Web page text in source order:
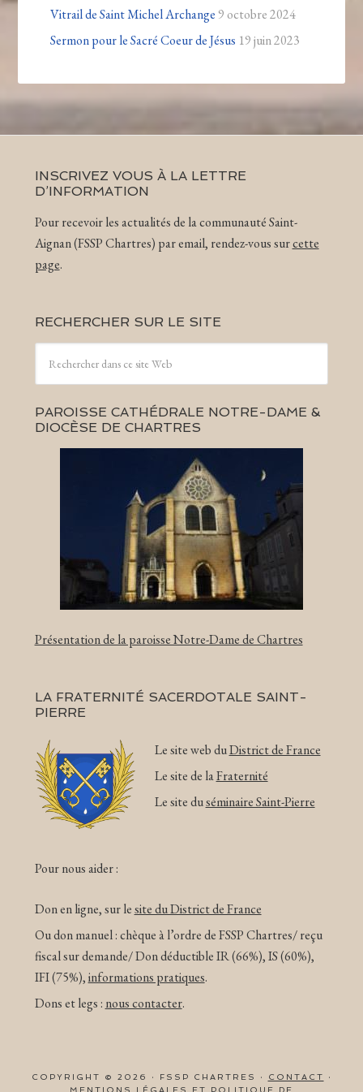
Vitrail de Saint Michel Archange 9 octobre 2024
Sermon pour le Sacré Coeur de Jésus 19 juin 2023
INSCRIVEZ VOUS À LA LETTRE
D’INFORMATION
Pour recevoir les actualités de la communauté Saint-
Aignan (FSSP Chartres) par email, rendez-vous surcette
page.
RECHERCHER SUR LE SITE
PAROISSE CATHÉDRALE NOTRE-DAME &
DIOCÈSE DE CHARTRES
Présentation de la paroisse Notre-Dame de Chartres
LA FRATERNITÉ SACERDOTALE SAINT-
PIERRE
Le site web duDistrict de France
Le site de laFraternité
Le site duséminaire Saint-Pierre
Pour nous aider :
Don en ligne, sur lesite du District de France
Ou don manuel : chèque à l’ordre de FSSP Chartres/ reçu
fiscal sur demande/ Don déductible IR (66%), IS (60%),
IFI (75%),informations pratiques.
Dons et legs : nous contacter.
COPYRIGHT © 2026 · FSSP CHARTRES · CONTACT
·
MENTIONS LÉGALES ET POLITIQUE DE